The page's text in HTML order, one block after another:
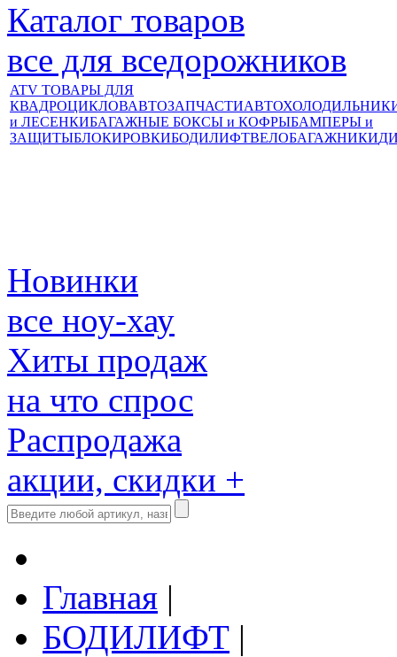
Каталог товаров
все для вседорожников
ATV ТОВАРЫ ДЛЯ
КВАДРОЦИКЛОВАВТОЗАПЧАСТИ
и ЛЕСЕНКИБАГАЖНЫЕ БОКСЫ и КОФРЫБАМПЕРЫ и
ЗАЩИТЫБЛОКИРОВКИБОДИЛИФТВЕЛОБАГАЖНИКИ
Новинки
все ноу-хау
Хиты продаж
на что спрос
Распродажа
акции, скидки +
Главная |
БОДИЛИФТ |